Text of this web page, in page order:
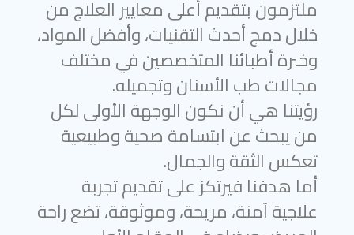
ملتزمون بتقديم أعلى معايير العلاج من
خلال دمج أحدث التقنيات، وأفضل المواد،
وخبرة أطبائنا المتخصصين في مختلف
مجالات طب الأسنان وتجميله.
رؤيتنا هي أن نكون الوجهة الأولى لكل
من يبحث عن ابتسامة صحية وطبيعية
تعكس الثقة والجمال.
أما هدفنا فيرتكز على تقديم تجربة
علاجية آمنة، مريحة، وموثوقة، تضع راحة